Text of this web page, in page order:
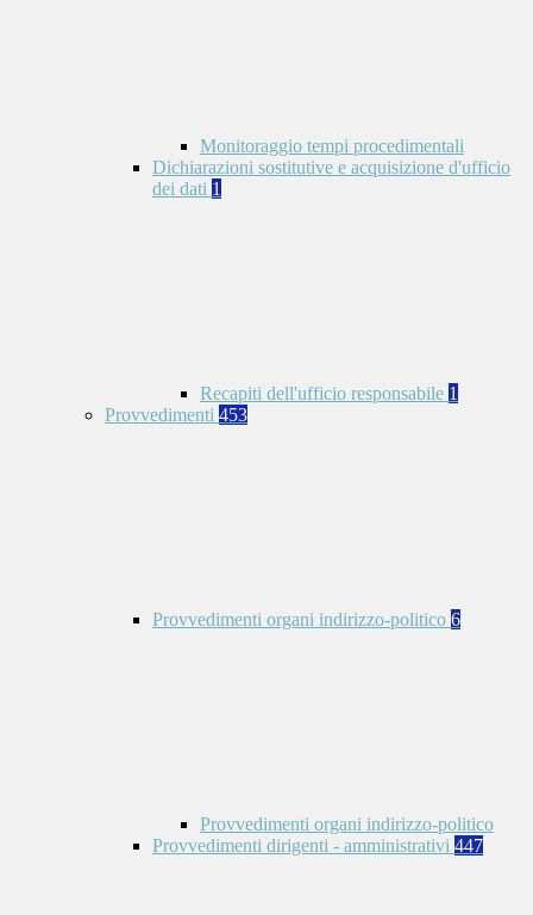
Monitoraggio tempi procedimentali
Dichiarazioni sostitutive e acquisizione d'ufficio
dei dati 1
Recapiti dell'ufficio responsabile 1
Provvedimenti 453
Provvedimenti organi indirizzo-politico 6
Provvedimenti organi indirizzo-politico
Provvedimenti dirigenti - amministrativi 447